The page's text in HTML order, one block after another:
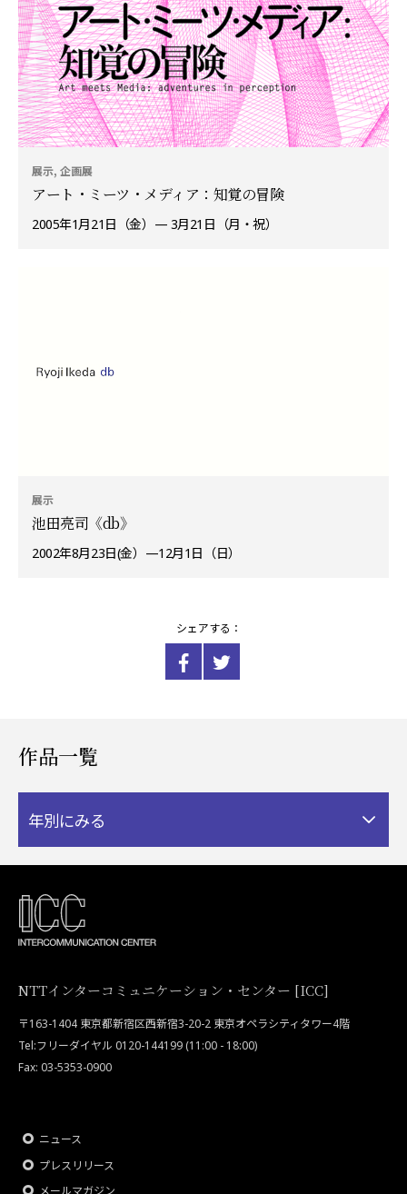
展示, 企画展
アート・ミーツ・メディア：知覚の冒険
2005年1月21日（金）— 3月21日（月・祝）
展示
池田亮司《db》
2002年8月23日(金）—12月1日（日）
シェアする：
作品一覧
年別にみる
NTTインターコミュニケーション・センター [ICC]
〒163-1404 東京都新宿区西新宿3-20-2 東京オペラシティタワー4階
Tel:フリーダイヤル 0120-144199 (11:00 - 18:00)
Fax: 03-5353-0900
ニュース
プレスリリース